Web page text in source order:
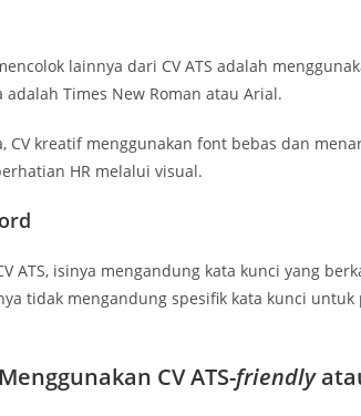
lainnya dari CV ATS adalah
adalah Times New Roman atau Arial.
CV kreatif menggunakan font bebas dan
HR melalui visual.
ATS, isinya mengandung kata kunci yang
tidak mengandung spesifik kata kunci
CV ATS-friendly